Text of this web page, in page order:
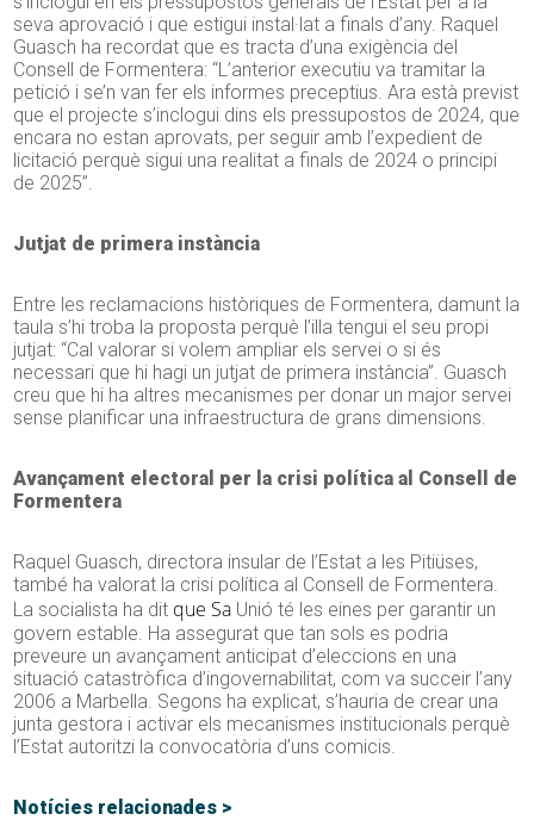
seva aprovació i que estigui instal·lat a finals d’any. Raquel
Guasch ha recordat que es tracta d’una exigència del
Consell de Formentera: “L’anterior executiu va tramitar la
petició i se’n van fer els informes preceptius. Ara està previst
que el projecte s’inclogui dins els pressupostos de 2024, que
encara no estan aprovats, per seguir amb l’expedient de
licitació perquè sigui una realitat a finals de 2024 o principi
de 2025”.
Jutjat de primera instància
Entre les reclamacions històriques de Formentera, damunt la
taula s’hi troba la proposta perquè l’illa tengui el seu propi
jutjat: “Cal valorar si volem ampliar els servei o si és
necessari que hi hagi un jutjat de primera instància”. Guasch
creu que hi ha altres mecanismes per donar un major servei
sense planificar una infraestructura de grans dimensions.
Avançament electoral per la crisi política al Consell de
Formentera
Raquel Guasch, directora insular de l’Estat a les Pitiüses,
també ha valorat la crisi política al Consell de Formentera.
La socialista ha dit que Sa Unió té les eines per garantir un
govern estable. Ha assegurat que tan sols es podria
preveure un avançament anticipat d’eleccions en una
situació catastròfica d’ingovernabilitat, com va succeir l’any
2006 a Marbella. Segons ha explicat, s’hauria de crear una
junta gestora i activar els mecanismes institucionals perquè
l’Estat autoritzi la convocatòria d’uns comicis.
Notícies relacionades >